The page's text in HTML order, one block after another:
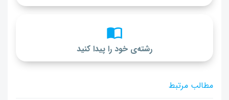
رشته‌ی خود را پیدا کنید
مطالب مرتبط